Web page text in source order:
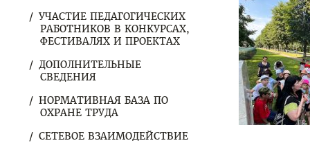
УЧАСТИЕ ПЕДАГОГИЧЕСКИХ
РАБОТНИКОВ В КОНКУРСАХ,
ФЕСТИВАЛЯХ И ПРОЕКТАХ
ДОПОЛНИТЕЛЬНЫЕ
СВЕДЕНИЯ
НОРМАТИВНАЯ БАЗА ПО
ОХРАНЕ ТРУДА
СЕТЕВОЕ ВЗАИМОДЕЙСТВИЕ